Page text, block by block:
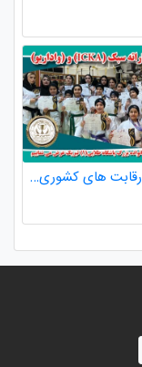
کسب مقام قهرمانی بانوان باشگاه طلایی در رقابت های کشوری کاراته